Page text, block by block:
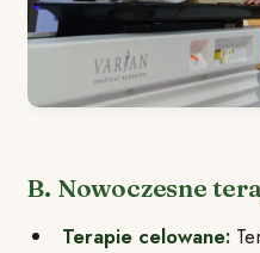
B. Nowoczesne
Terapie celowane: